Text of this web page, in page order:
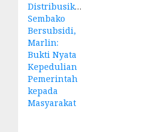
Distribusikan
Sembako
Bersubsidi,
Marlin:
Bukti Nyata
Kepedulian
Pemerintah
kepada
Masyarakat